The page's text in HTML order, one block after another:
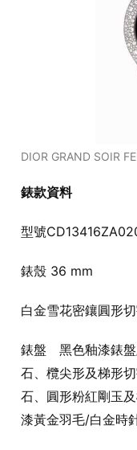
DIOR GRAND SOIR
錶款資料
型號
錶殼 36 mm
白金雪花密鑲圓形
錶盤 黑色釉漆錶盤
石、欖尖形及梯形
石、圓形粉紅剛玉
漆黃金羽毛/白金時